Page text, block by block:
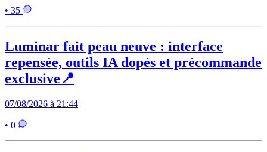
• 35
Luminar fait peau neuve : interface
repensée, outils IA dopés et précommande
exclusive📍
07/08/2026 à 21:44
• 0